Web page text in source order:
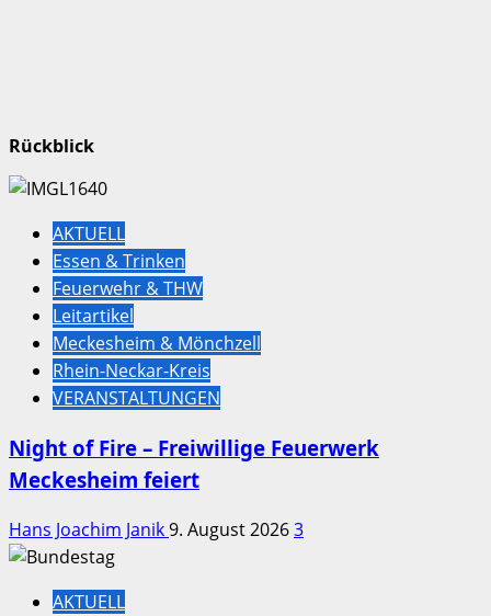
Rückblick
AKTUELL
Essen & Trinken
Feuerwehr & THW
Leitartikel
Meckesheim & Mönchzell
Rhein-Neckar-Kreis
VERANSTALTUNGEN
Night of Fire – Freiwillige Feuerwerk
Meckesheim feiert
Hans Joachim Janik9. August 20263
AKTUELL